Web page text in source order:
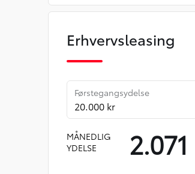
Erhvervsleasing
Førstegangsydelse
20.000 kr
MÅNEDLIG
YDELSE
2.071